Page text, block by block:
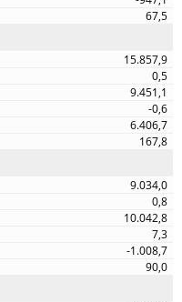
67,5
15.857,9
0,5
9.451,1
-0,6
6.406,7
167,8
9.034,0
0,8
10.042,8
7,3
-1.008,7
90,0